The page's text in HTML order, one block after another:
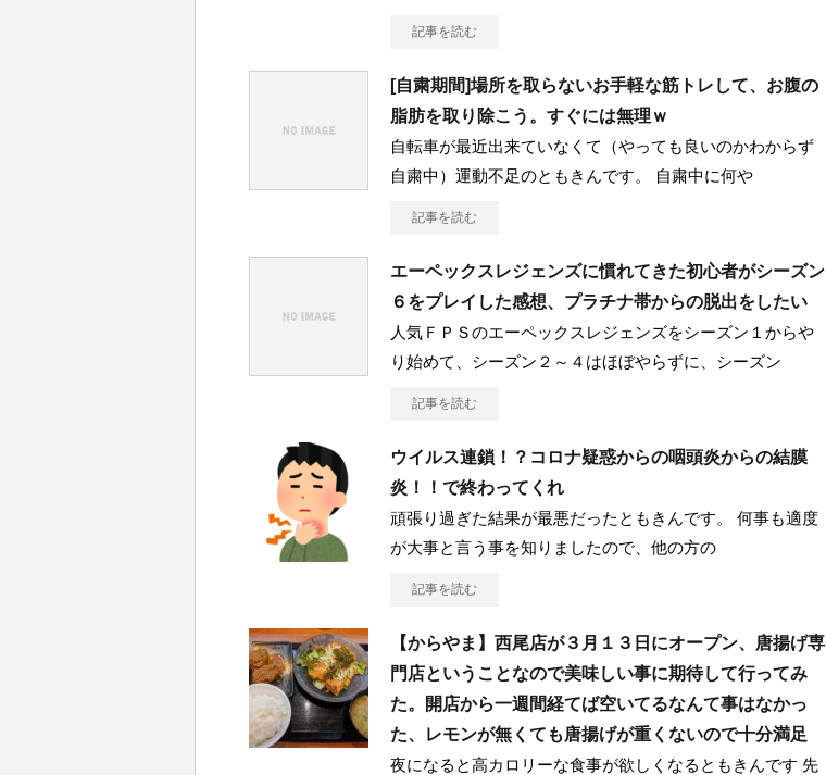
記事を読む
[自粛期間]場所を取らないお手軽な筋トレして、お腹の
脂肪を取り除こう。すぐには無理ｗ
自転車が最近出来ていなくて（やっても良いのかわからず
自粛中）運動不足のともきんです。 自粛中に何や
記事を読む
エーペックスレジェンズに慣れてきた初心者がシーズン
６をプレイした感想、プラチナ帯からの脱出をしたい
人気ＦＰＳのエーペックスレジェンズをシーズン１からや
り始めて、シーズン２～４はほぼやらずに、シーズン
記事を読む
ウイルス連鎖！？コロナ疑惑からの咽頭炎からの結膜
炎！！で終わってくれ
頑張り過ぎた結果が最悪だったともきんです。 何事も適度
が大事と言う事を知りましたので、他の方の
記事を読む
【からやま】西尾店が３月１３日にオープン、唐揚げ専
門店ということなので美味しい事に期待して行ってみ
た。開店から一週間経てば空いてるなんて事はなかっ
た、レモンが無くても唐揚げが重くないので十分満足
夜になると高カロリーな食事が欲しくなるともきんです 先